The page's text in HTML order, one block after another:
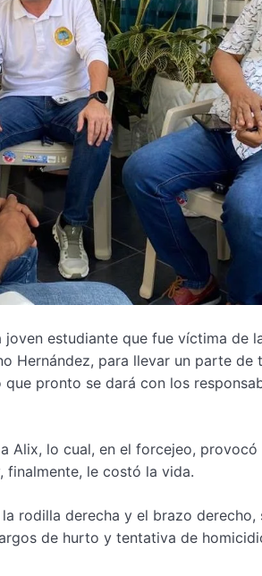
estudiante que fue víctima de
Hernández, para llevar un parte de
pronto se dará con los
Alix, lo cual, en el forcejeo,
finalmente, le costó la vida.
rodilla derecha y el brazo
de hurto y tentativa de